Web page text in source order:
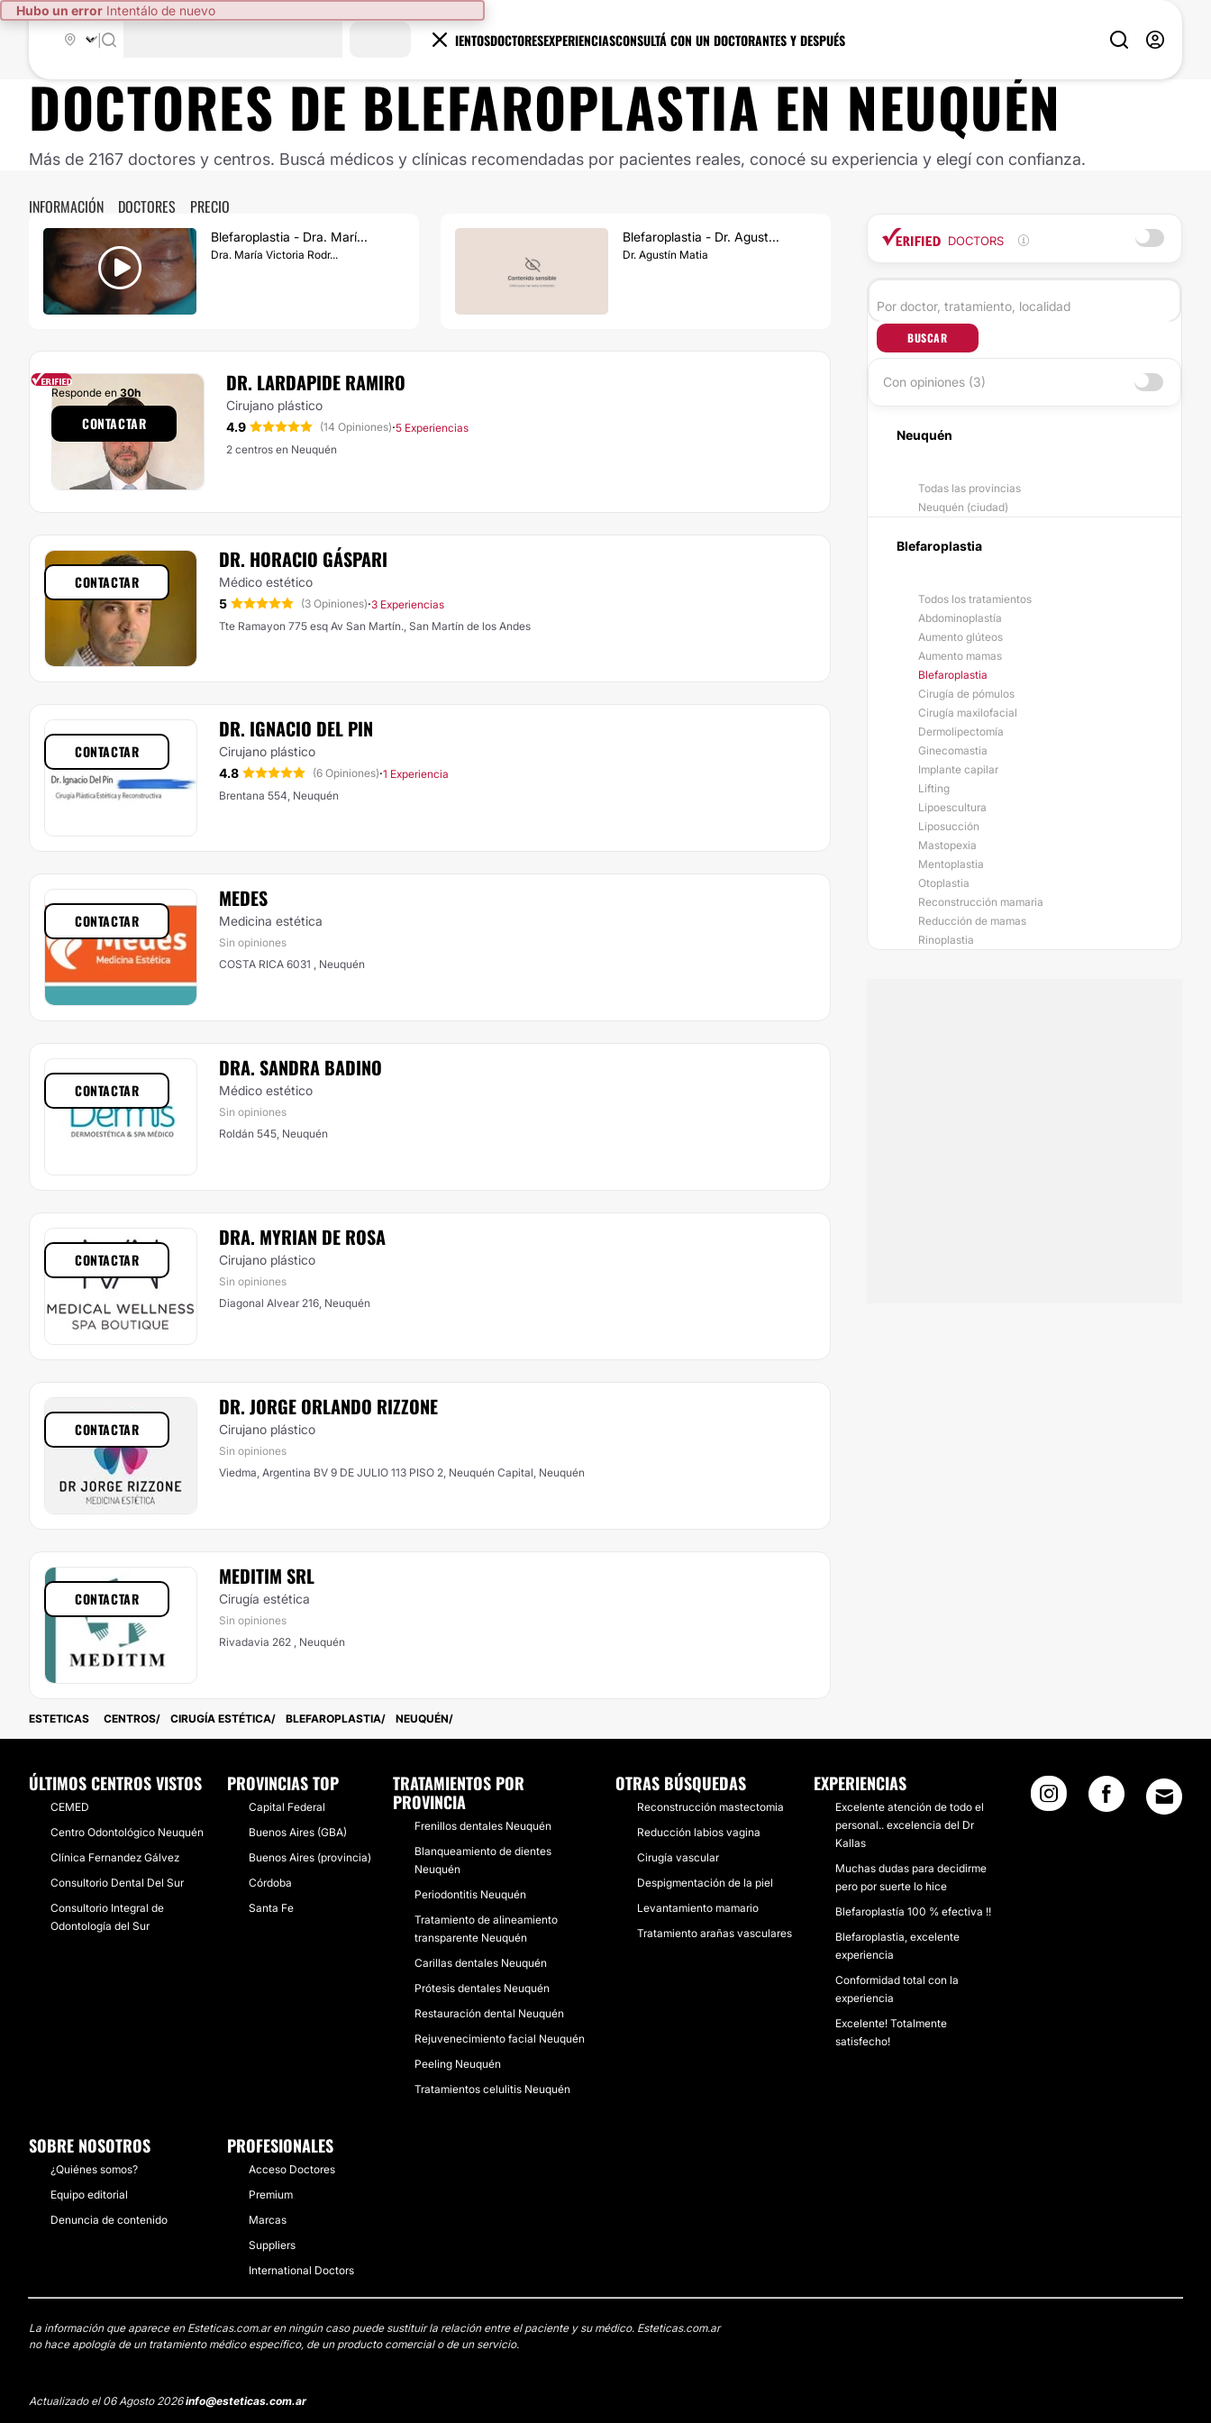
Hubo un error Intentálo de nuevo
TRATAMIENTOSDOCTORESEXPERIENCIASCONSULTÁ CON UN DOCTORANTES Y DESPUÉS
DOCTORES DEBLEFAROPLASTIAENNEUQUÉN
Más de 2167 doctores y centros. Buscá médicos y clínicas recomendadas por pacientes reales, conocé su experiencia y elegí con confianza.
INFORMACIÓN DOCTORES PRECIO
Blefaroplastia - Dra. Marí...
Dra. María Victoria Rodr...
Blefaroplastia - Dr. Agust...
Dr. Agustín Matia
DR. LARDAPIDE RAMIRO
Cirujano plástico
4.9
(14 Opiniones)·5 Experiencias
2 centros en Neuquén
Responde en 30h
CONTACTAR
DR. HORACIO GÁSPARI
Médico estético
5
(3 Opiniones)·3 Experiencias
Tte Ramayon 775 esq Av San Martín., San Martín de los Andes
CONTACTAR
DR. IGNACIO DEL PIN
Cirujano plástico
4.8
(6 Opiniones)·1 Experiencia
Brentana 554, Neuquén
CONTACTAR
MEDES
Medicina estética
Sin opiniones
COSTA RICA 6031 , Neuquén
CONTACTAR
DRA. SANDRA BADINO
Médico estético
Sin opiniones
Roldán 545, Neuquén
CONTACTAR
DRA. MYRIAN DE ROSA
Cirujano plástico
Sin opiniones
Diagonal Alvear 216, Neuquén
CONTACTAR
DR. JORGE ORLANDO RIZZONE
Cirujano plástico
Sin opiniones
Viedma, Argentina BV 9 DE JULIO 113 PISO 2, Neuquén Capital, Neuquén
CONTACTAR
MEDITIM SRL
Cirugía estética
Sin opiniones
Rivadavia 262 , Neuquén
CONTACTAR
DOCTORS
BUSCAR
Con opiniones (3)
Neuquén
Todas las provincias
Neuquén (ciudad)
Blefaroplastia
Todos los tratamientos
Abdominoplastía
Aumento glúteos
Aumento mamas
Blefaroplastia
Cirugía de pómulos
Cirugía maxilofacial
Dermolipectomía
Ginecomastia
Implante capilar
Lifting
Lipoescultura
Liposucción
Mastopexia
Mentoplastia
Otoplastia
Reconstrucción mamaria
Reducción de mamas
Rinoplastia
ESTETICAS CENTROS CIRUGÍA ESTÉTICA BLEFAROPLASTIA NEUQUÉN
ÚLTIMOS CENTROS VISTOS
CEMED
Centro Odontológico Neuquén
Clínica Fernandez Gálvez
Consultorio Dental Del Sur
Consultorio Integral de
Odontología del Sur
PROVINCIAS TOP
Capital Federal
Buenos Aires (GBA)
Buenos Aires (provincia)
Córdoba
Santa Fe
TRATAMIENTOS POR
PROVINCIA
Frenillos dentales Neuquén
Blanqueamiento de dientes
Neuquén
Periodontitis Neuquén
Tratamiento de alineamiento
transparente Neuquén
Carillas dentales Neuquén
Prótesis dentales Neuquén
Restauración dental Neuquén
Rejuvenecimiento facial Neuquén
Peeling Neuquén
Tratamientos celulitis Neuquén
OTRAS BÚSQUEDAS
Reconstrucción mastectomia
Reducción labios vagina
Cirugía vascular
Despigmentación de la piel
Levantamiento mamario
Tratamiento arañas vasculares
EXPERIENCIAS
Excelente atención de todo el
personal.. excelencia del Dr
Kallas
Muchas dudas para decidirme
pero por suerte lo hice
Blefaroplastía 100 % efectiva !!
Blefaroplastia, excelente
experiencia
Conformidad total con la
experiencia
Excelente! Totalmente
satisfecho!
SOBRE NOSOTROS
¿Quiénes somos?
Equipo editorial
Denuncia de contenido
PROFESIONALES
Acceso Doctores
Premium
Marcas
Suppliers
International Doctors
La información que aparece en Esteticas.com.ar en ningún caso puede sustituir la relación entre el paciente y su médico. Esteticas.com.ar
no hace apología de un tratamiento médico específico, de un producto comercial o de un servicio.
Actualizado el 06 Agosto 2026info@esteticas.com.ar